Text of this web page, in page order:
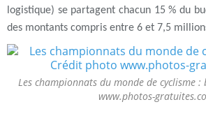
logistique) se partagent chacun 15 % du
des montants compris entre 6 et 7,5
Les championnats du monde de cyclisme
www.photos-